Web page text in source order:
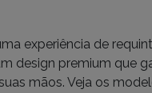
experiência de
design premium que
mãos. Veja os